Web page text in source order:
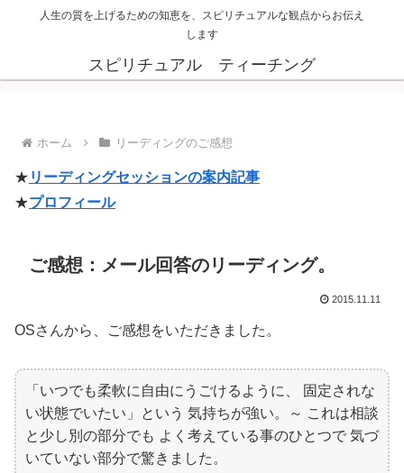
人生の質を上げるための知恵を、スピリチュアルな観点からお伝え
します
スピリチュアル ティーチング
ホーム リーディングのご感想
★ リーディングセッションの案内記事
★プロフィール
ご感想：メール回答のリーディング。
2015.11.11
OSさんから、ご感想をいただきました。
「いつでも柔軟に自由にうごけるように、 固定されな
い状態でいたい」という 気持ちが強い。～ これは相談
と少し別の部分でも よく考えている事のひとつで 気づ
いていない部分で驚きました。